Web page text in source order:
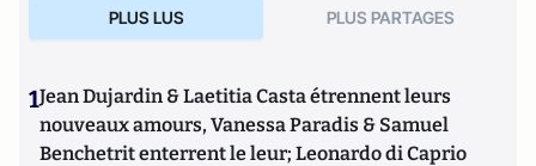
PLUS LUS PLUS PARTAGES
1Jean Dujardin & Laetitia Casta étrennent leurs
nouveaux amours, Vanessa Paradis & Samuel
Benchetrit enterrent le leur; Leonardo di Caprio